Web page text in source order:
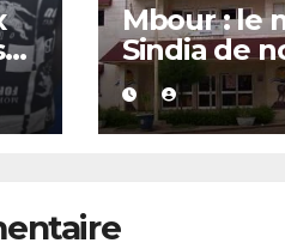
Mbour : le
Sindia de
arrêté